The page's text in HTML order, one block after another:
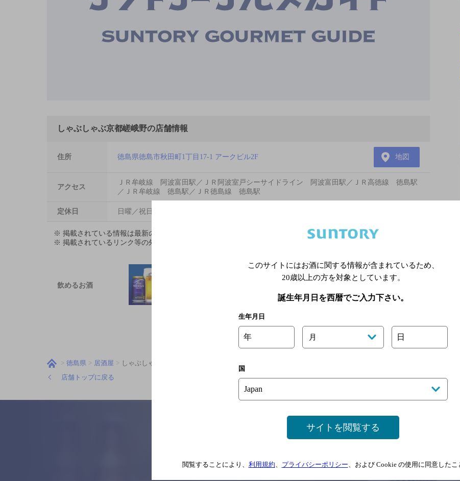
しゃぶしゃぶ京都嵯峨野の店舗情報
住所 徳島県徳島市秋田町1丁目17-1 アークビル2F 地図
アクセス
ＪＲ牟岐線 阿波富田駅／ＪＲ阿波室戸シーサイドライン 阿波富田駅／ＪＲ高徳線 徳島駅
／ＪＲ牟岐線 徳島駅／ＪＲ徳島線 徳島駅
定休日 日曜／祝日
※ 掲載されている情報は最新の内容と異なる場合があります。詳しくはお店にお問い合わせください。
※ 掲載されているリンク等の外部コンテンツはお客様のご判断でご利用ください。
飲めるお酒
徳島県 居酒屋
しゃぶしゃぶ京都嵯峨野
店舗トップに戻る
このサイトにはお酒に関する情報が含まれているため、
20歳以上の方を対象としています。
誕生年月日を西暦でご入力下さい。
生年月日
年 月 日
国
サイトを閲覧する
閲覧することにより、 利用規約 プライバシーポリシー 、および Cookie の使用に同意したこ